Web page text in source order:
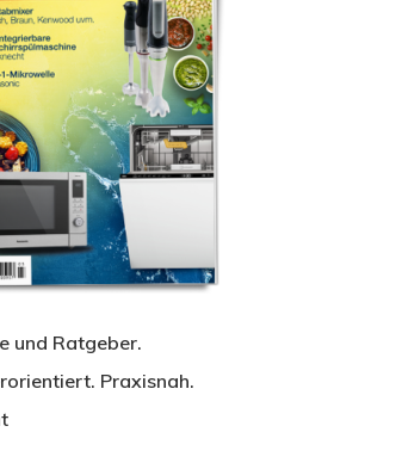
und Ratgeber.
Praxisnah.